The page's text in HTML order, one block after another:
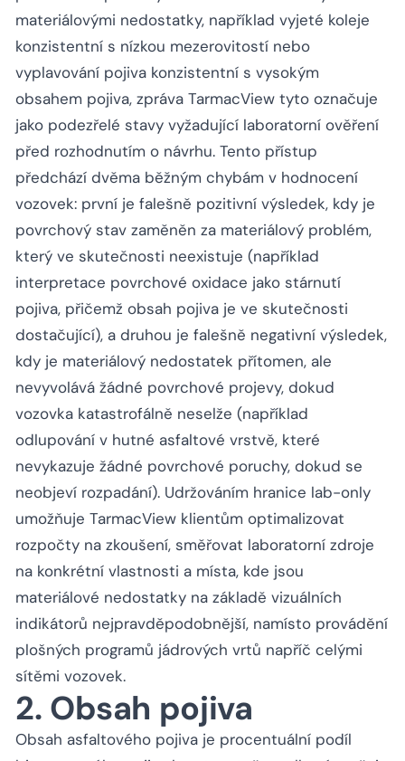
materiálovými nedostatky, například vyjeté koleje
konzistentní s nízkou mezerovitostí nebo
vyplavování pojiva konzistentní s vysokým
obsahem pojiva, zpráva TarmacView tyto označuje
jako podezřelé stavy vyžadující laboratorní ověření
před rozhodnutím o návrhu. Tento přístup
předchází dvěma běžným chybám v hodnocení
vozovek: první je falešně pozitivní výsledek, kdy je
povrchový stav zaměněn za materiálový problém,
který ve skutečnosti neexistuje (například
interpretace povrchové oxidace jako stárnutí
pojiva, přičemž obsah pojiva je ve skutečnosti
dostačující), a druhou je falešně negativní výsledek,
kdy je materiálový nedostatek přítomen, ale
nevyvolává žádné povrchové projevy, dokud
vozovka katastrofálně neselže (například
odlupování v hutné asfaltové vrstvě, které
nevykazuje žádné povrchové poruchy, dokud se
neobjeví rozpadání). Udržováním hranice lab-only
umožňuje TarmacView klientům optimalizovat
rozpočty na zkoušení, směřovat laboratorní zdroje
na konkrétní vlastnosti a místa, kde jsou
materiálové nedostatky na základě vizuálních
indikátorů nejpravděpodobnější, namísto provádění
plošných programů jádrových vrtů napříč celými
sítěmi vozovek.
2. Obsah pojiva
Obsah asfaltového pojiva je procentuální podíl